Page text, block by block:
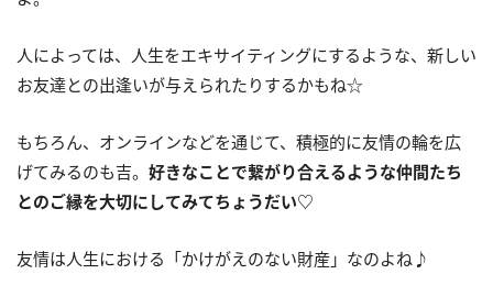
人によっては、人生をエキサイティングにするような、新しい
お友達との出逢いが与えられたりするかもね☆
もちろん、オンラインなどを通じて、積極的に友情の輪を広
げてみるのも吉。 好きなことで繋がり合えるような仲間たち
とのご縁を大切にしてみてちょうだい♡
友情は人生における「かけがえのない財産」なのよね♪